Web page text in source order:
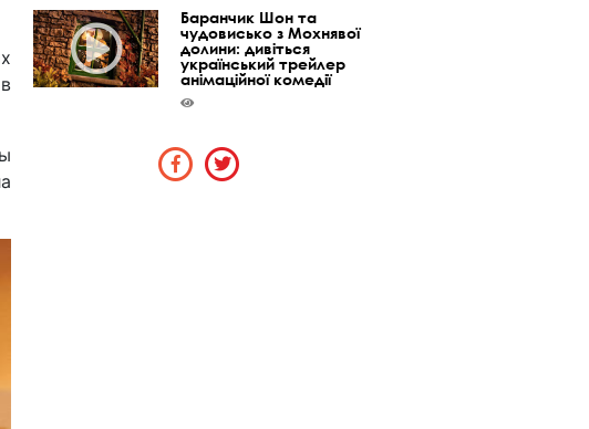
Баранчик Шон та
чудовисько з Мохнявої
долини: дивіться
український трейлер
анімаційної комедії